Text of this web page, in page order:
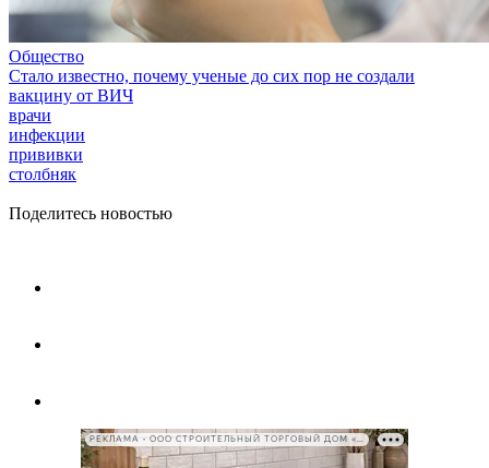
Общество
Стало известно, почему ученые до сих пор не создали
вакцину от ВИЧ
врачи
инфекции
прививки
столбняк
Поделитесь новостью
РЕКЛАМА • ООО СТРОИТЕЛЬНЫЙ ТОРГОВЫЙ ДОМ «ПЕТРОВИЧ», ИНН 7802348846